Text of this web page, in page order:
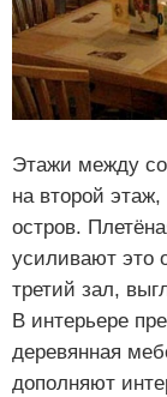
Этажи между
на второй
остров.
усиливают это
третий зал,
В интерьере
деревянная
дополняют